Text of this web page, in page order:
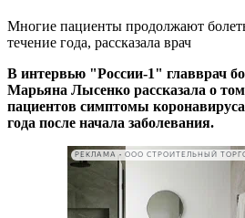
Многие пациенты продолжают
течение года, рассказала врач
В интервью "России-1" главврач
Марьяна Лысенко рассказала о
пациентов симптомы
года после начала заболевания.